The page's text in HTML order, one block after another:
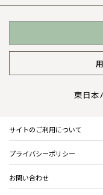
お近くの展示場
イベント情報
住まいのコラム
住まいのお手入れ集
高い信頼性
安心の管理体制
会社情報 トップ
ニュースリリース
会社概要
事業部紹介
東日本
サイトのご利用について
プライバシーポリシー
お問い合わせ